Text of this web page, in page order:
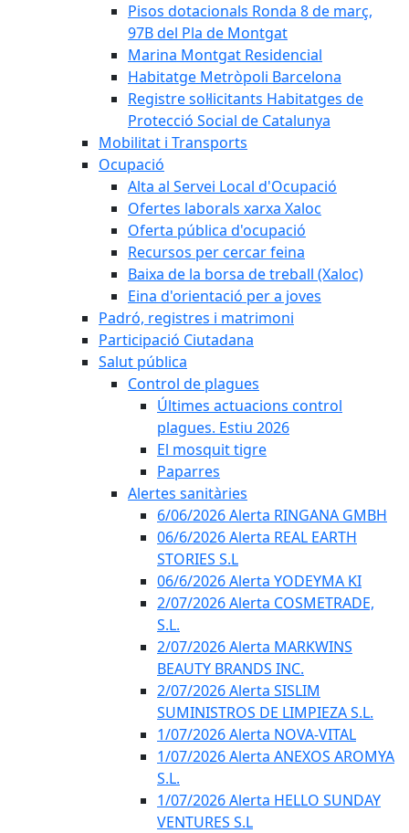
Pisos dotacionals Ronda 8 de març,
97B del Pla de Montgat
Marina Montgat Residencial
Habitatge Metròpoli Barcelona
Registre sol·licitants Habitatges de
Protecció Social de Catalunya
Mobilitat i Transports
Ocupació
Alta al Servei Local d'Ocupació
Ofertes laborals xarxa Xaloc
Oferta pública d'ocupació
Recursos per cercar feina
Baixa de la borsa de treball (Xaloc)
Eina d'orientació per a joves
Padró, registres i matrimoni
Participació Ciutadana
Salut pública
Control de plagues
Últimes actuacions control
plagues. Estiu 2026
El mosquit tigre
Paparres
Alertes sanitàries
6/06/2026 Alerta RINGANA GMBH
06/6/2026 Alerta REAL EARTH
STORIES S.L
06/6/2026 Alerta YODEYMA KI
2/07/2026 Alerta COSMETRADE,
S.L.
2/07/2026 Alerta MARKWINS
BEAUTY BRANDS INC.
2/07/2026 Alerta SISLIM
SUMINISTROS DE LIMPIEZA S.L.
1/07/2026 Alerta NOVA-VITAL
1/07/2026 Alerta ANEXOS AROMYA
S.L.
1/07/2026 Alerta HELLO SUNDAY
VENTURES S.L